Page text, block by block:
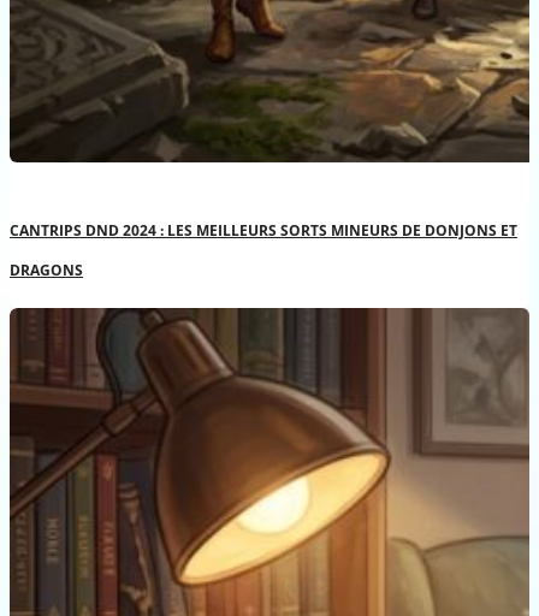
CANTRIPS DND 2024 : LES MEILLEURS SORTS MINEURS DE DONJONS ET
DRAGONS